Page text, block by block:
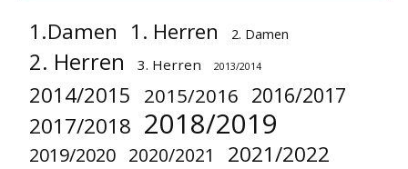
1.Damen 1. Herren 2. Damen
2. Herren 3. Herren 2013/2014
2014/2015 2015/2016 2016/2017
2017/2018 2018/2019
2019/2020 2020/2021 2021/2022